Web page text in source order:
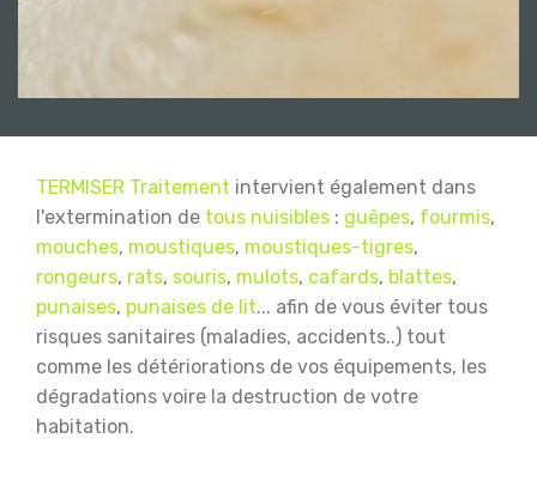
TERMISER Traitement intervient également dans
l'extermination de tous nuisibles : guêpes, fourmis,
mouches, moustiques, moustiques-tigres,
rongeurs, rats, souris, mulots, cafards, blattes,
punaises, punaises de lit... afin de vous éviter tous
risques sanitaires (maladies, accidents..) tout
comme les détériorations de vos équipements, les
dégradations voire la destruction de votre
habitation.